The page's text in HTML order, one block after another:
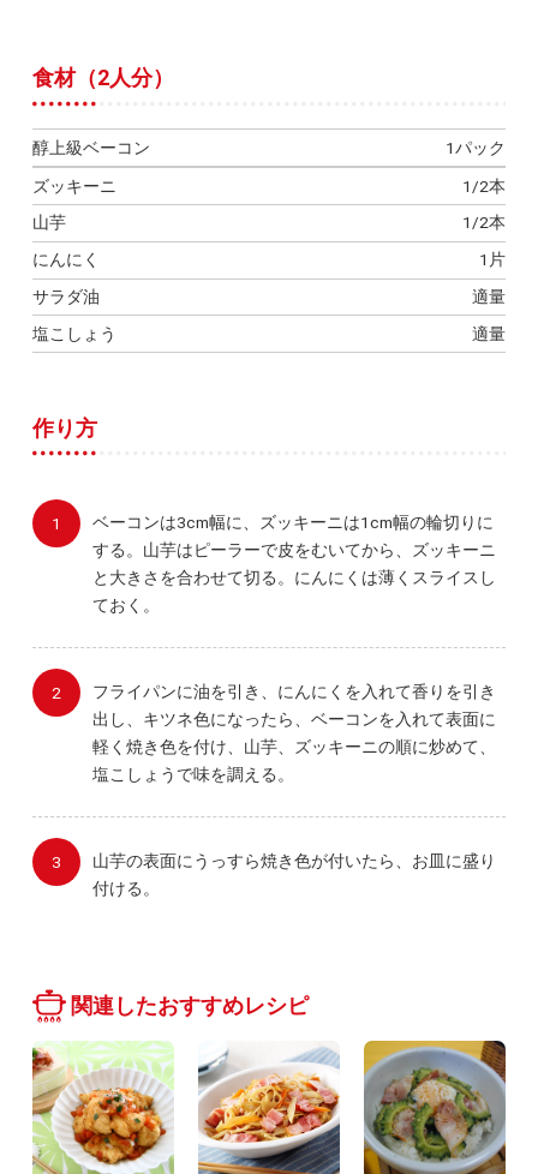
食材（2人分）
醇上級ベーコン
1パック
ズッキーニ
1/2本
山芋
1/2本
にんにく
1片
サラダ油
適量
塩こしょう
適量
作り方
ベーコンは3cm幅に、ズッキーニは1cm幅の輪切りに
する。山芋はピーラーで皮をむいてから、ズッキーニ
と大きさを合わせて切る。にんにくは薄くスライスし
ておく。
フライパンに油を引き、にんにくを入れて香りを引き
出し、キツネ色になったら、ベーコンを入れて表面に
軽く焼き色を付け、山芋、ズッキーニの順に炒めて、
塩こしょうで味を調える。
山芋の表面にうっすら焼き色が付いたら、お皿に盛り
付ける。
関連したおすすめレシピ